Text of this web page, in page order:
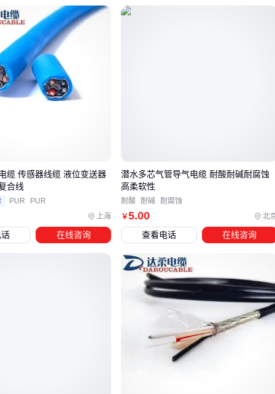
化氢腐蚀
高温深井：采用聚酰亚胺绝缘的
作温度可达240℃
高扬程场景
响泵效
三、根据作业场景匹配电缆特性的四个维度
采购时别被"通用型"宣传迷惑，建议按这个检查清单锁定需
介质兼容性
油基介质选丁腈橡胶护套，水基介质用氯丁橡胶，含硫环境
动态应用场景（如往复式泵）需要：
上海
缆 传感器线缆 液位变送器
合线
PUR PUR
在线咨询
￥5.00 北
潜水多芯气管导气电缆 耐酸耐碱耐腐蚀
高柔软性
耐酸 耐碱 耐腐蚀
查看电话 在线咨询